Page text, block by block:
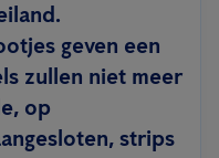
geven een
zullen niet meer
op
strips